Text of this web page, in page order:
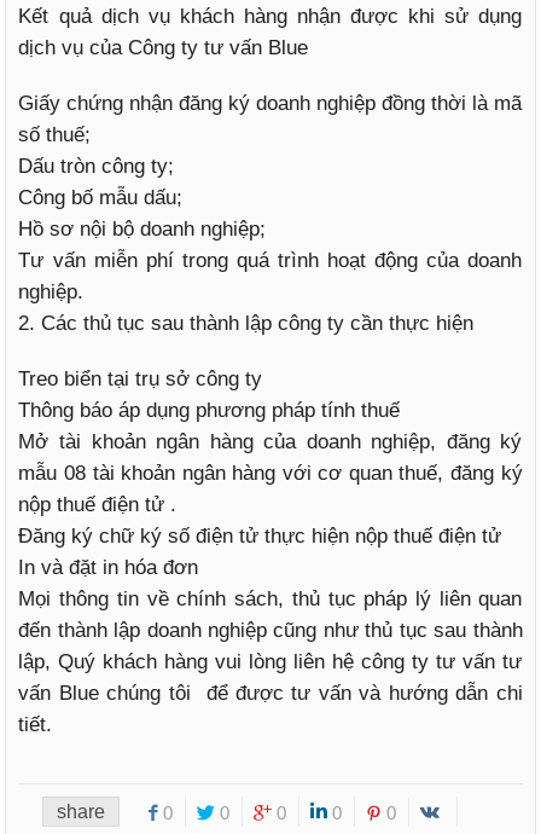
Kết quả dịch vụ khách hàng nhận được khi sử dụng
dịch vụ của Công ty tư vấn Blue
Giấy chứng nhận đăng ký doanh nghiệp đồng thời là mã
số thuế;
Dấu tròn công ty;
Công bố mẫu dấu;
Hồ sơ nội bộ doanh nghiệp;
Tư vấn miễn phí trong quá trình hoạt động của doanh
nghiệp.
2. Các thủ tục sau thành lập công ty cần thực hiện
Treo biển tại trụ sở công ty
Thông báo áp dụng phương pháp tính thuế
Mở tài khoản ngân hàng của doanh nghiệp, đăng ký
mẫu 08 tài khoản ngân hàng với cơ quan thuế, đăng ký
nộp thuế điện tử .
Đăng ký chữ ký số điện tử thực hiện nộp thuế điện tử
In và đặt in hóa đơn
Mọi thông tin về chính sách, thủ tục pháp lý liên quan
đến thành lập doanh nghiệp cũng như thủ tục sau thành
lập, Quý khách hàng vui lòng liên hệ công ty tư vấn tư
vấn Blue chúng tôi để được tư vấn và hướng dẫn chi
tiết.
share 0 0 0 0 0